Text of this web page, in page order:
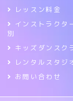
レッスン料金
インストラクタ
別
キッズダンスク
レンタルスタジ
お問い合わせ